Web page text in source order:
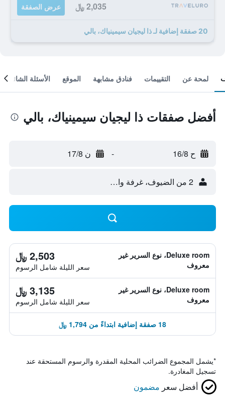
2,035 ﷼ عرض الصفقة
20 صفقة إضافية لـ ذا ليجيان سيمينياك، بالي
لمحة عن التقييمات فنادق مشابهة الموقع الأسئلة الشائعة
أفضل صفقات ذا ليجيان سيمينياك، بالي
ح 16/8 - ن 17/8
2 من الضيوف، غرفة واحدة
Deluxe room، نوع السرير غير
معروف
2,503 ﷼
سعر الليلة شامل الرسوم
Deluxe room، نوع السرير غير
معروف
3,135 ﷼
سعر الليلة شامل الرسوم
18 صفقة إضافية ابتداءً من 1,794 ﷼
*يشمل المجموع الضرائب المحلية المقدرة والرسوم المستحقة عند
تسجيل المغادرة.
أفضل سعر مضمون